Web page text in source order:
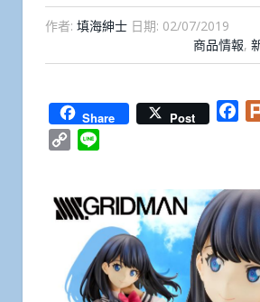
作者: 填海紳士 日期: 02/07/2019
商品情報,
Share Post
Copy